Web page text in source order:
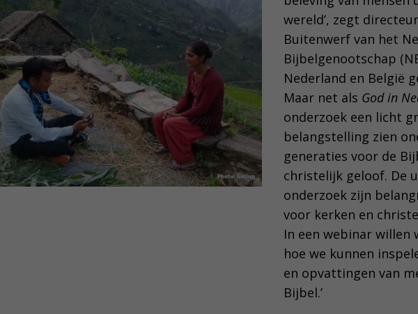
wereld’, zegt
Buitenwerf van het
Bijbelgenootschap
Nederland en België
Maar net als God in
onderzoek een licht
belangstelling zien
generaties voor de
christelijk geloof. De
onderzoek zijn
voor kerken en
In een webinar willen
hoe we kunnen
en opvattingen van
Bijbel.’